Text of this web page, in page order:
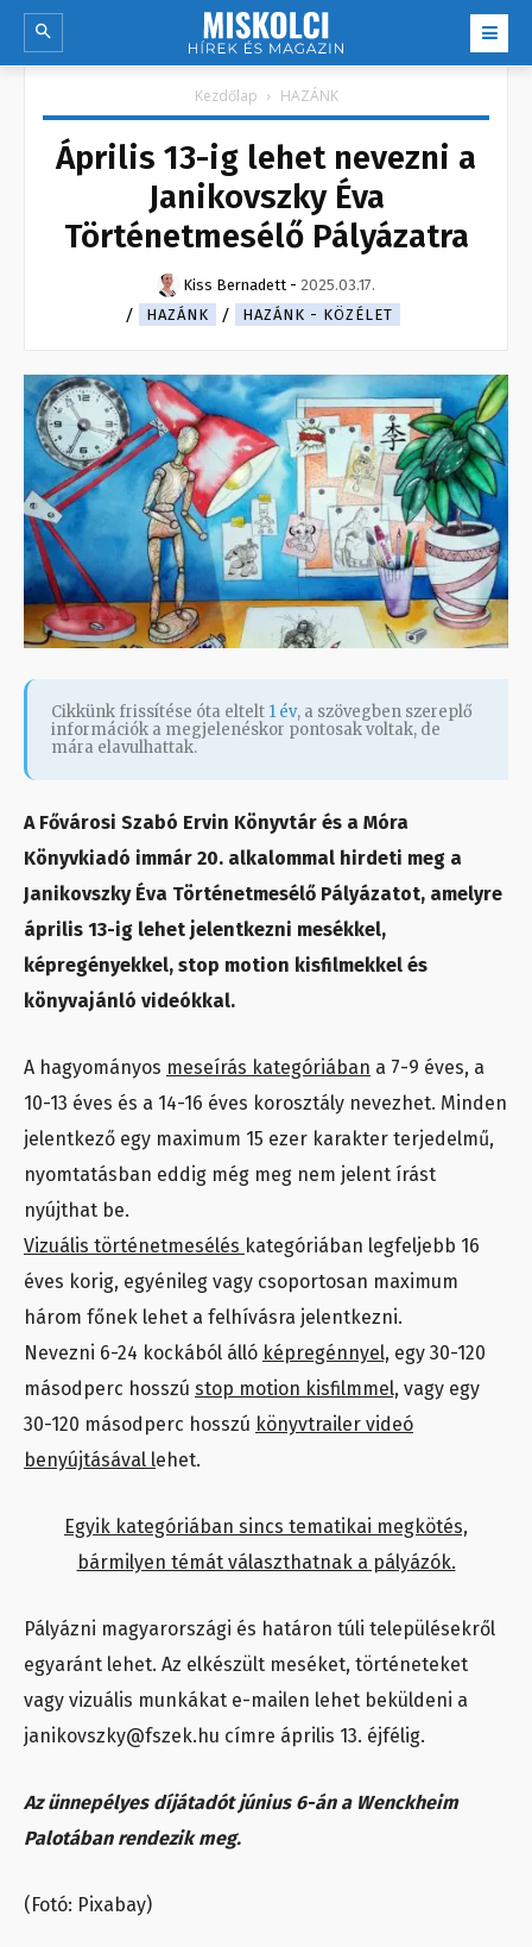
Kezdőlap HAZÁNK
Április 13-ig lehet nevezni a
Janikovszky Éva
Történetmesélő Pályázatra
Kiss Bernadett - 2025.03.17.
HAZÁNK
HAZÁNK - KÖZÉLET
Cikkünk frissítése óta eltelt 1 év, a szövegben szereplő
információk a megjelenéskor pontosak voltak, de
mára elavulhattak.
A Fővárosi Szabó Ervin Könyvtár és a Móra
Könyvkiadó immár 20. alkalommal hirdeti meg a
Janikovszky Éva Történetmesélő Pályázatot, amelyre
április 13-ig lehet jelentkezni mesékkel,
képregényekkel, stop motion kisfilmekkel és
könyvajánló videókkal.
A hagyományos meseírás kategóriában a 7-9 éves, a
10-13 éves és a 14-16 éves korosztály nevezhet. Minden
jelentkező egy maximum 15 ezer karakter terjedelmű,
nyomtatásban eddig még meg nem jelent írást
nyújthat be.
Vizuális történetmesélés kategóriában legfeljebb 16
éves korig, egyénileg vagy csoportosan maximum
három főnek lehet a felhívásra jelentkezni.
Nevezni 6-24 kockából álló képregénnyel, egy 30-120
másodperc hosszú stop motion kisfilmmel, vagy egy
30-120 másodperc hosszú könyvtrailer videó
benyújtásával lehet.
Egyik kategóriában sincs tematikai megkötés,
bármilyen témát választhatnak a pályázók.
Pályázni magyarországi és határon túli településekről
egyaránt lehet. Az elkészült meséket, történeteket
vagy vizuális munkákat e-mailen lehet beküldeni a
janikovszky@fszek.hu címre április 13. éjfélig.
Az ünnepélyes díjátadót június 6-án a Wenckheim
Palotában rendezik meg.
(Fotó: Pixabay)